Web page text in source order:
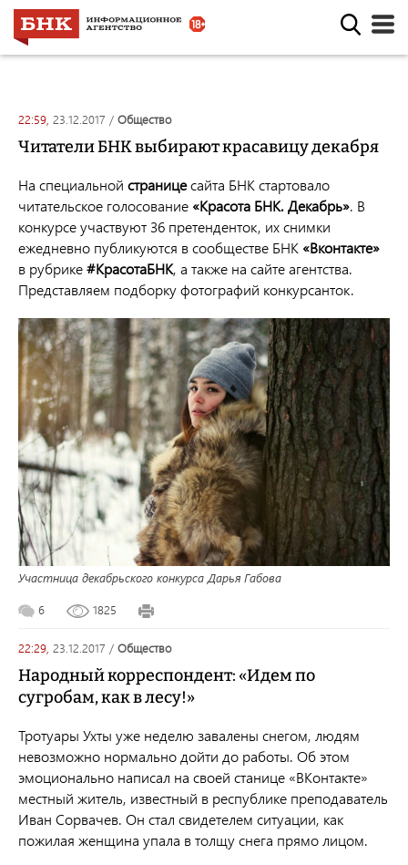
22:59, 23.12.2017 / общество
Читатели БНК выбирают красавицу декабря
На специальной страницесайта БНК стартовало
читательское голосование «Красота БНК. Декабрь». В
конкурсе участвуют 36 претенденток, их снимки
ежедневно публикуются в сообществе БНК «Вконтакте»
в рубрике#КрасотаБНК, а также на сайте агентства.
Представляем подборку фотографий конкурсанток.
Участница декабрьского конкурса Дарья Габова
6 1825
22:29, 23.12.2017 / общество
Народный корреспондент: «Идем по
сугробам, как в лесу!»
Тротуары Ухты уже неделю завалены снегом, людям
невозможно нормально дойти до работы. Об этом
эмоционально написал на своей станице «ВКонтакте»
местный житель, известный в республике преподаватель
Иван Сорвачев. Он стал свидетелем ситуации, как
пожилая женщина упала в толщу снега прямо лицом.